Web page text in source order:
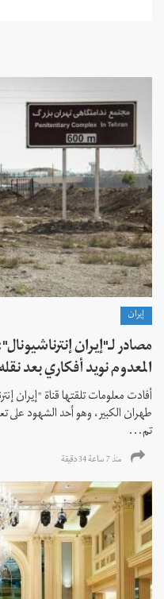
إيران
مصادر لـ"إيران
المعدوم نويد أفكاري بعد
أفادت معلومات تلقتها قناة "إيران
طهران الكبير، وهو أحد الشهود على
تم...
منذ 7 ساعة 34 دقیقة